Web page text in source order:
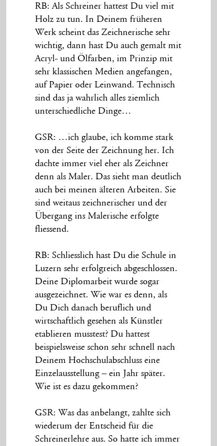
RB: Als Schreiner hattest Du viel mit
Holz zu tun. In Deinem früheren
Werk scheint das Zeichnerische sehr
wichtig, dann hast Du auch gemalt mit
Acryl- und Ölfarben, im Prinzip mit
sehr klassischen Medien angefangen,
auf Papier oder Leinwand. Technisch
sind das ja wahrlich alles ziemlich
unterschiedliche Dinge…
GSR: …ich glaube, ich komme stark
von der Seite der Zeichnung her. Ich
dachte immer viel eher als Zeichner
denn als Maler. Das sieht man deutlich
auch bei meinen älteren Arbeiten. Sie
sind weitaus zeichnerischer und der
Übergang ins Malerische erfolgte
fliessend.
RB: Schliesslich hast Du die Schule in
Luzern sehr erfolgreich abgeschlossen.
Deine Diplomarbeit wurde sogar
ausgezeichnet. Wie war es denn, als
Du Dich danach beruflich und
wirtschaftlich gesehen als Künstler
etablieren musstest? Du hattest
beispielsweise schon sehr schnell nach
Deinem Hochschulabschluss eine
Einzelausstellung – ein Jahr später.
Wie ist es dazu gekommen?
GSR: Was das anbelangt, zahlte sich
wiederum der Entscheid für die
Schreinerlehre aus. So hatte ich immer